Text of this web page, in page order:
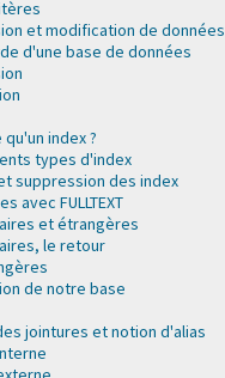
et modification de données
d'une base de données
index ?
types d'index
suppression des index
avec FULLTEXT
et étrangères
le retour
de notre base
jointures et notion d'alias